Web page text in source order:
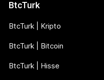
BtcTurk
BtcTurk | Kripto
BtcTurk | Bitcoin
BtcTurk | Hisse